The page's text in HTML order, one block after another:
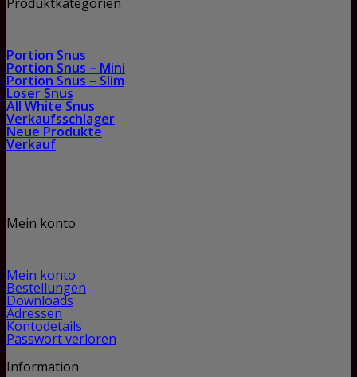
Portion Snus
Portion Snus – Mini
Portion Snus – Slim
Loser Snus
All White Snus
Verkaufsschlager
Neue Produkte
Verkauf
Mein konto
Mein konto
Bestellungen
Downloads
Adressen
Kontodetails
Passwort verloren
Information